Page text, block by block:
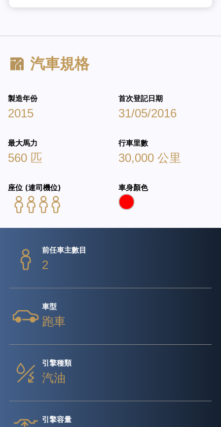
汽車規格
製造年份
2015
首次登記日期
31/05/2016
最大馬力
560 匹
行車里數
30,000 公里
座位 (連司機位) 車身顏色
前任車主數目
2
車型
跑車
引擎種類
汽油
引擎容量